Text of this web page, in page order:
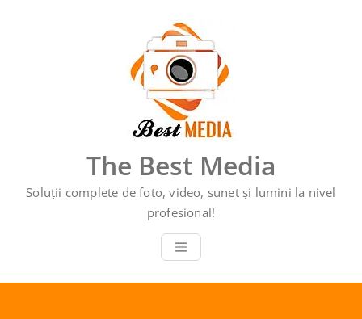
The Best Media
Soluții complete de foto, video, sunet și lumini la nivel
profesional!